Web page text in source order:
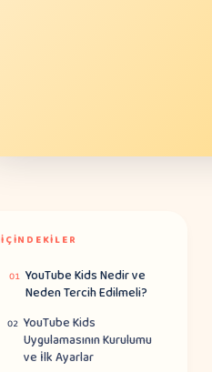
İÇINDEKILER
01 YouTube Kids Nedir ve
Neden Tercih Edilmeli?
02 YouTube Kids
Uygulamasının Kurulumu
ve İlk Ayarlar